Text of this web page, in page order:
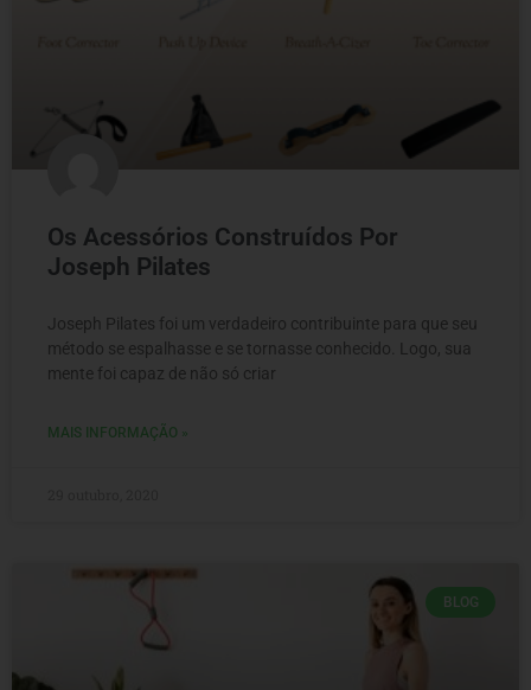
Os Acessórios Construídos Por
Joseph Pilates
Joseph Pilates foi um verdadeiro contribuinte para que seu
método se espalhasse e se tornasse conhecido. Logo, sua
mente foi capaz de não só criar
MAIS INFORMAÇÃO »
BLOG